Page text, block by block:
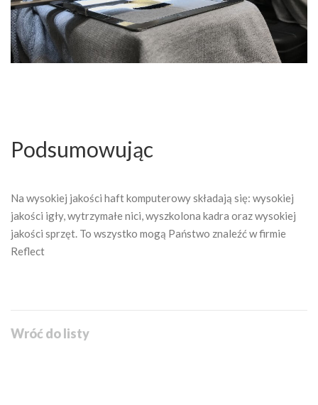
Podsumowując
Na wysokiej jakości haft komputerowy składają się: wysokiej
jakości igły, wytrzymałe nici, wyszkolona kadra oraz wysokiej
jakości sprzęt. To wszystko mogą Państwo znaleźć w firmie
Reflect
Wróć do listy